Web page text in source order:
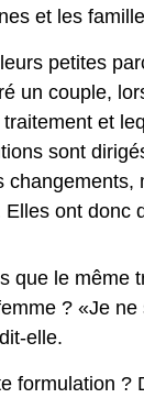
et les
petites
un couple,
et
sont
ont donc
que le même
? «Je
elle.
formulation